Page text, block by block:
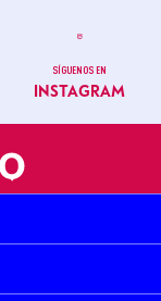
SÍGUENOS EN
INSTAGRAM